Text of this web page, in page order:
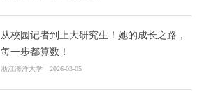
从校园记者到上大研究生！她的成长之路，
每一步都算数！
浙江海洋大学 2026-03-05